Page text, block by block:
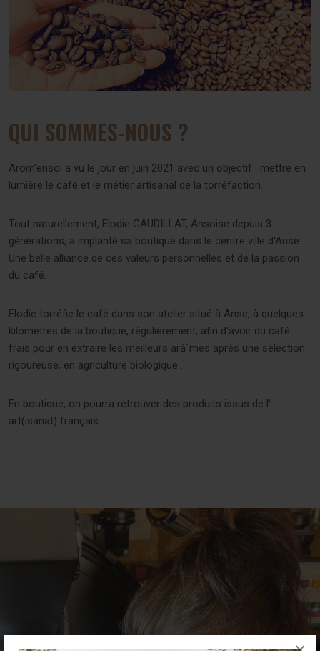
QUI SOMMES-NOUS ?
Arom'ensoi a vu le jour en juin 2021 avec un objectif : mettre en
lumière le café et le métier artisanal de la torréfaction.
Tout naturellement, Elodie GAUDILLAT, Ansoise depuis 3
générations, a implanté sa boutique dans le centre ville d'Anse.
Une belle alliance de ces valeurs personnelles et de la passion
du café.
Elodie torréfie le café dans son atelier situé à Anse, à quelques
kilomètres de la boutique, régulièrement, afin d'avoir du café
frais pour en extraire les meilleurs arà´mes après une sélection
rigoureuse, en agriculture biologique .
En boutique, on pourra retrouver des produits issus de l'
art(isanat) français .